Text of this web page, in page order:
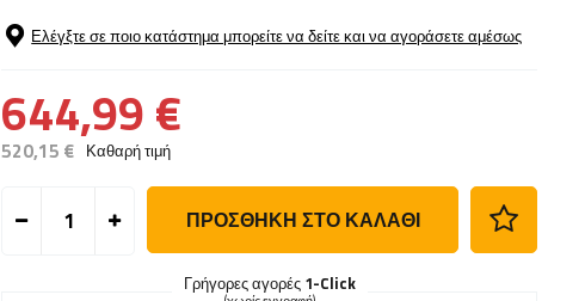
Ελέγξτε σε ποιο κατάστημα μπορείτε να δείτε και να αγοράσετε αμέσως
644,99 €
520,15 € Καθαρή τιμή
ΠΡΟΣΘΉΚΗ ΣΤΟ ΚΑΛΆΘΙ
Γρήγορες αγορές 1-Click